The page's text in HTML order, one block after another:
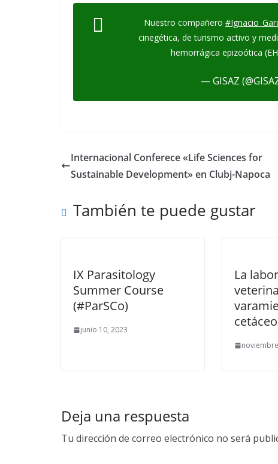
Nuestro compañero
cinegética, de turismo activo y
hemorrágica epizoótica
— GISAZ
Internacional Conferece «Life Sciences for
Sustainable Development» en Clubj-Napoca
También te puede gustar
IX Parasitology
Summer Course
(#ParSCo)
junio 10, 2023
La
Deja una respuesta
Tu dirección de correo electrónico no será